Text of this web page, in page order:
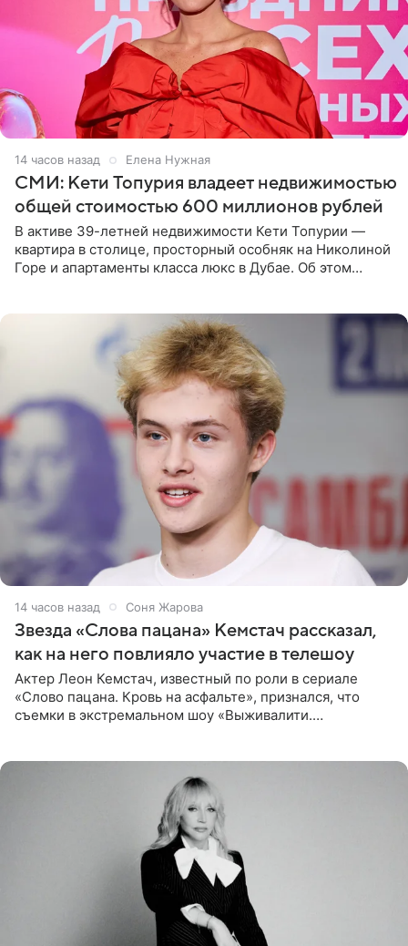
14 часов назад Елена Нужная
СМИ: Кети Топурия владеет недвижимостью
общей стоимостью 600 миллионов рублей
В активе 39-летней недвижимости Кети Топурии —
квартира в столице, просторный особняк на Николиной
Горе и апартаменты класса люкс в Дубае. Об этом
14 часов назад Соня Жарова
Звезда «Слова пацана» Кемстач рассказал,
как на него повлияло участие в телешоу
Актер Леон Кемстач, известный по роли в сериале
«Слово пацана. Кровь на асфальте», признался, что
съемки в экстремальном шоу «Выживалити.